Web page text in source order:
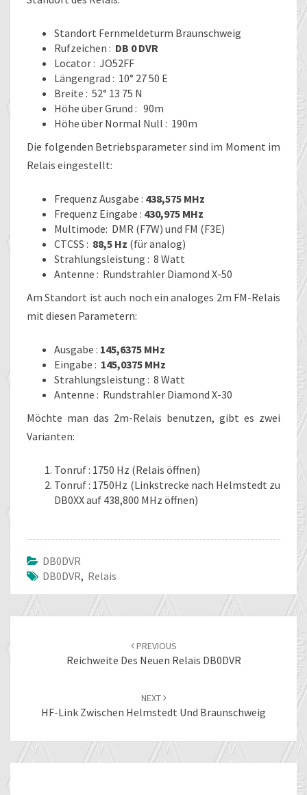
Standort Fernmeldeturm Braunschweig
Rufzeichen : DB 0 DVR
Locator : JO52FF
Längengrad : 10° 27 50 E
Breite : 52° 13 75 N
Höhe über Grund : 90m
Höhe über Normal Null : 190m
Die folgenden Betriebsparameter sind im Moment im
Relais eingestellt:
Frequenz Ausgabe : 438,575 MHz
Frequenz Eingabe : 430,975 MHz
Multimode: DMR (F7W) und FM (F3E)
CTCSS : 88,5 Hz (für analog)
Strahlungsleistung : 8 Watt
Antenne : Rundstrahler Diamond X-50
Am Standort ist auch noch ein analoges 2m FM-Relais
mit diesen Parametern:
Ausgabe : 145,6375 MHz
Eingabe : 145,0375 MHz
Strahlungsleistung : 8 Watt
Antenne : Rundstrahler Diamond X-30
Möchte man das 2m-Relais benutzen, gibt es zwei
Varianten:
Tonruf : 1750 Hz (Relais öffnen)
Tonruf : 1750Hz (Linkstrecke nach Helmstedt zu
DB0XX auf 438,800 MHz öffnen)
DB0DVR
DB0DVR, Relais
PREVIOUS
Reichweite Des Neuen Relais DB0DVR
NEXT
HF-Link Zwischen Helmstedt Und Braunschweig